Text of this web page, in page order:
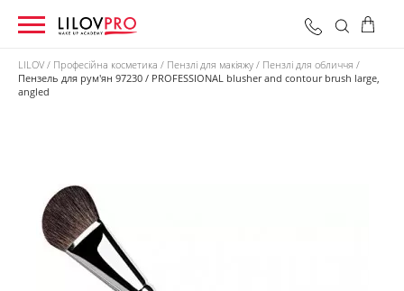
LILOV Професійна косметика Пензлі для макіяжу
Пензлі для обличчя
Пензель для рум'ян 97230 / PROFESSIONAL blusher and contour brush large,
angled